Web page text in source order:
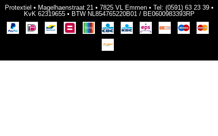
Protextiel • Magelhaenstraat 21 • 7825 VL Emmen • Tel: (0591) 63 23 39 •
KvK 62319655 • BTW NL854765220B01 / BE0600983393RP